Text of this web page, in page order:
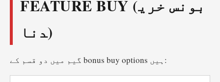
FEATURE BUY (بونس خری
دنا)
گیم میں دو قسم کے bonus buy options ہیں: